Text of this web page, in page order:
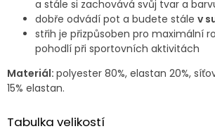
a stále si zachovává svůj tvar a
dobře odvádí pot a budete stále v
střih je přizpůsoben pro maximální
pohodlí při sportovních aktivitách
Materiál: polyester 80%, elastan 20%,
15% elastan.
Tabulka velikostí